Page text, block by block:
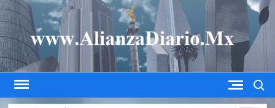
Saltar
al
contenido